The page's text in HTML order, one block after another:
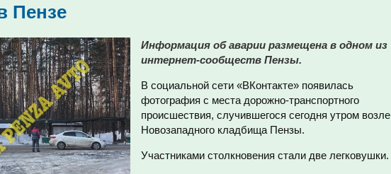
Пензе
Информация об аварии размещена в одном из
интернет-сообществ Пензы.
В социальной сети «ВКонтакте» появилась
фотография с места дорожно-транспортного
происшествия, случившегося сегодня утром возле
Новозападного кладбища Пензы.
Участниками столкновения стали две легковушки.